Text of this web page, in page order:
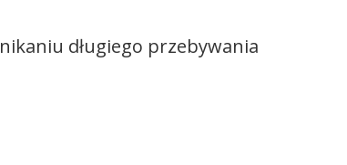
długiego przebywania